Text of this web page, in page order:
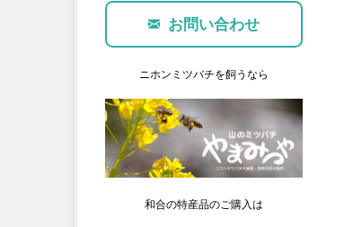
お問い合わせ
ニホンミツバチを飼うなら
和合の特産品のご購入は